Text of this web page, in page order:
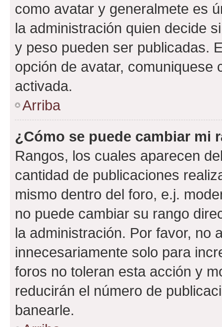
como avatar y generalmete es
la administración quien decide
y peso pueden ser publicadas.
opción de avatar, comuniquese
activada.
Arriba
¿Cómo se puede cambiar mi
Rangos, los cuales aparecen
cantidad de publicaciones
mismo dentro del foro, e.j.
no puede cambiar su rango
la administración. Por favor, no
innecesariamente solo para
foros no toleran esta acción y
reducirán el número de
banearle.